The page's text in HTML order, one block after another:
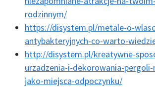
rodzinnym/
https://disystem.pl/metale-o-
antybakteryjnych-co-warto-
http://disystem.pl/kreatywne-
urzadzenia-i-dekorowania-
jako-miejsca-odpoczynku/